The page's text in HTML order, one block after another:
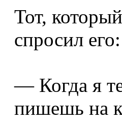
Тот,
спросил его:
— Когда я
пишешь на